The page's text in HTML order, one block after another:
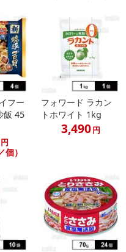
みください。なお、本理由
換は対応いたしかねます。
す。
かんたん決済）、ソフトバ
イ、AEON Pay、Amazon
サイトへ遷移します。
決済期限日にお支払いを完
いたうえでお申し込みくだ
フー
飯 45
円
個）
フォワード ラカン
トホワイト 1kg
3,490円